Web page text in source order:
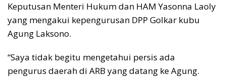
Keputusan Menteri Hukum dan HAM Yasonna Laoly
yang mengakui kepengurusan DPP Golkar kubu
Agung Laksono.
“Saya tidak begitu mengetahui persis ada
pengurus daerah di ARB yang datang ke Agung.